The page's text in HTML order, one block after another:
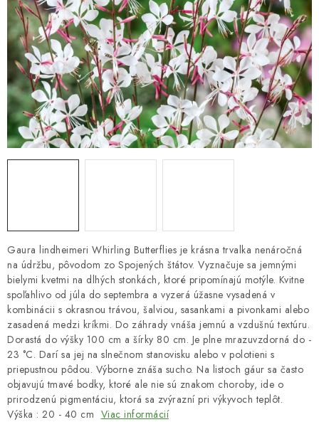
CHÉMIA
KVETINÁČE
DEKORÁCIE
PRIESADY ZELENINY
Gaura lindheimeri Whirling Butterflies je krásna trvalka nenáročná
na údržbu, pôvodom zo Spojených štátov. Vyznačuje sa jemnými
bielymi kvetmi na dlhých stonkách, ktoré pripomínajú motýle. Kvitne
spoľahlivo od júla do septembra a vyzerá úžasne vysadená v
kombinácii s okrasnou trávou, šalviou, sasankami a pivonkami alebo
zasadená medzi kríkmi. Do záhrady vnáša jemnú a vzdušnú textúru.
Dorastá do výšky 100 cm a šírky 80 cm. Je plne mrazuvzdorná do -
23 °C. Darí sa jej na slnečnom stanovisku alebo v polotieni s
priepustnou pôdou. Výborne znáša sucho. Na listoch gáur sa často
objavujú tmavé bodky, ktoré ale nie sú znakom choroby, ide o
prirodzenú pigmentáciu, ktorá sa zvýrazní pri výkyvoch teplôt.
Výška : 20 - 40 cm Viac informácií